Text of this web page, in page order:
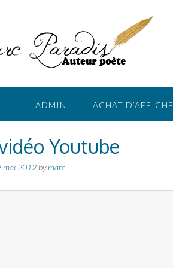
ADMIN ACHAT D’AFFICHE
Youtube
mai 2012 bymarc